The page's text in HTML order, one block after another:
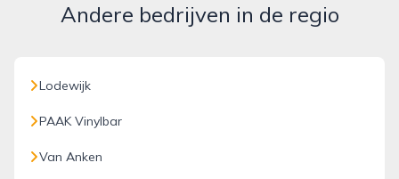
Andere bedrijven in de regio
Lodewijk
PAAK Vinylbar
Van Anken